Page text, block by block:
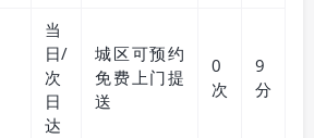
当
日/
次
日
达
城区可预约
免费上门提
送
0
次
9
分